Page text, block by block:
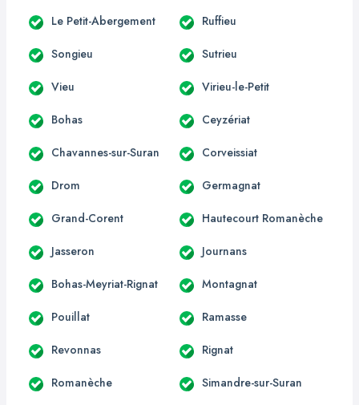
Le Petit-Abergement Ruffieu
Songieu Sutrieu
Vieu Virieu-le-Petit
Bohas Ceyzériat
Chavannes-sur-Suran Corveissiat
Drom Germagnat
Grand-Corent Hautecourt Romanèche
Jasseron Journans
Bohas-Meyriat-Rignat Montagnat
Pouillat Ramasse
Revonnas Rignat
Romanèche Simandre-sur-Suran